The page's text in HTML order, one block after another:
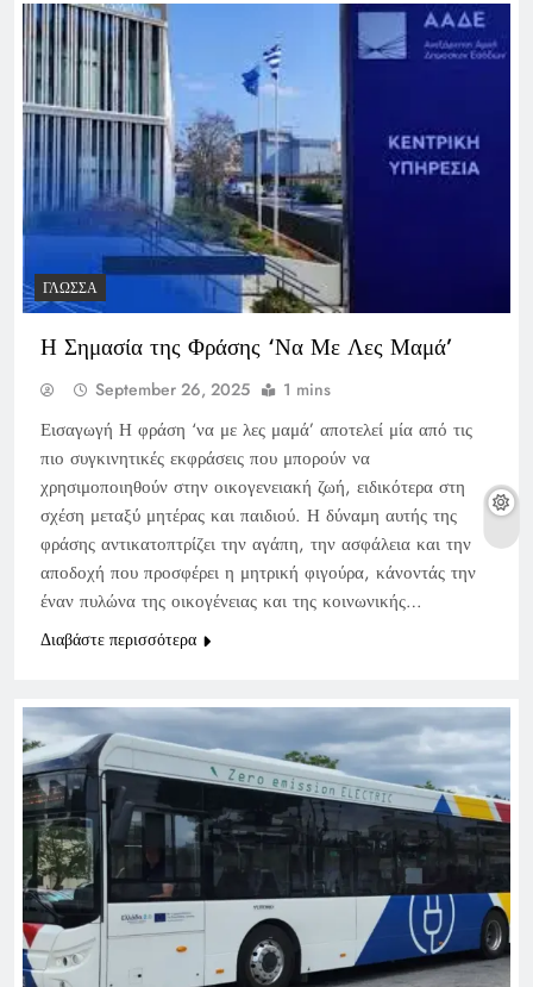
ΓΛΏΣΣΑ
Η Σημασία της Φράσης ‘Να Με Λες Μαμά’
September 26, 2025 1 mins
Εισαγωγή Η φράση ‘να με λες μαμά’ αποτελεί μία από τις
πιο συγκινητικές εκφράσεις που μπορούν να
χρησιμοποιηθούν στην οικογενειακή ζωή, ειδικότερα στη
σχέση μεταξύ μητέρας και παιδιού. Η δύναμη αυτής της
φράσης αντικατοπτρίζει την αγάπη, την ασφάλεια και την
αποδοχή που προσφέρει η μητρική φιγούρα, κάνοντάς την
έναν πυλώνα της οικογένειας και της κοινωνικής…
Διαβάστε περισσότερα